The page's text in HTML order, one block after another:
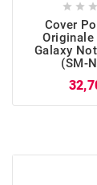
  
Cover
Galaxy
(SM-